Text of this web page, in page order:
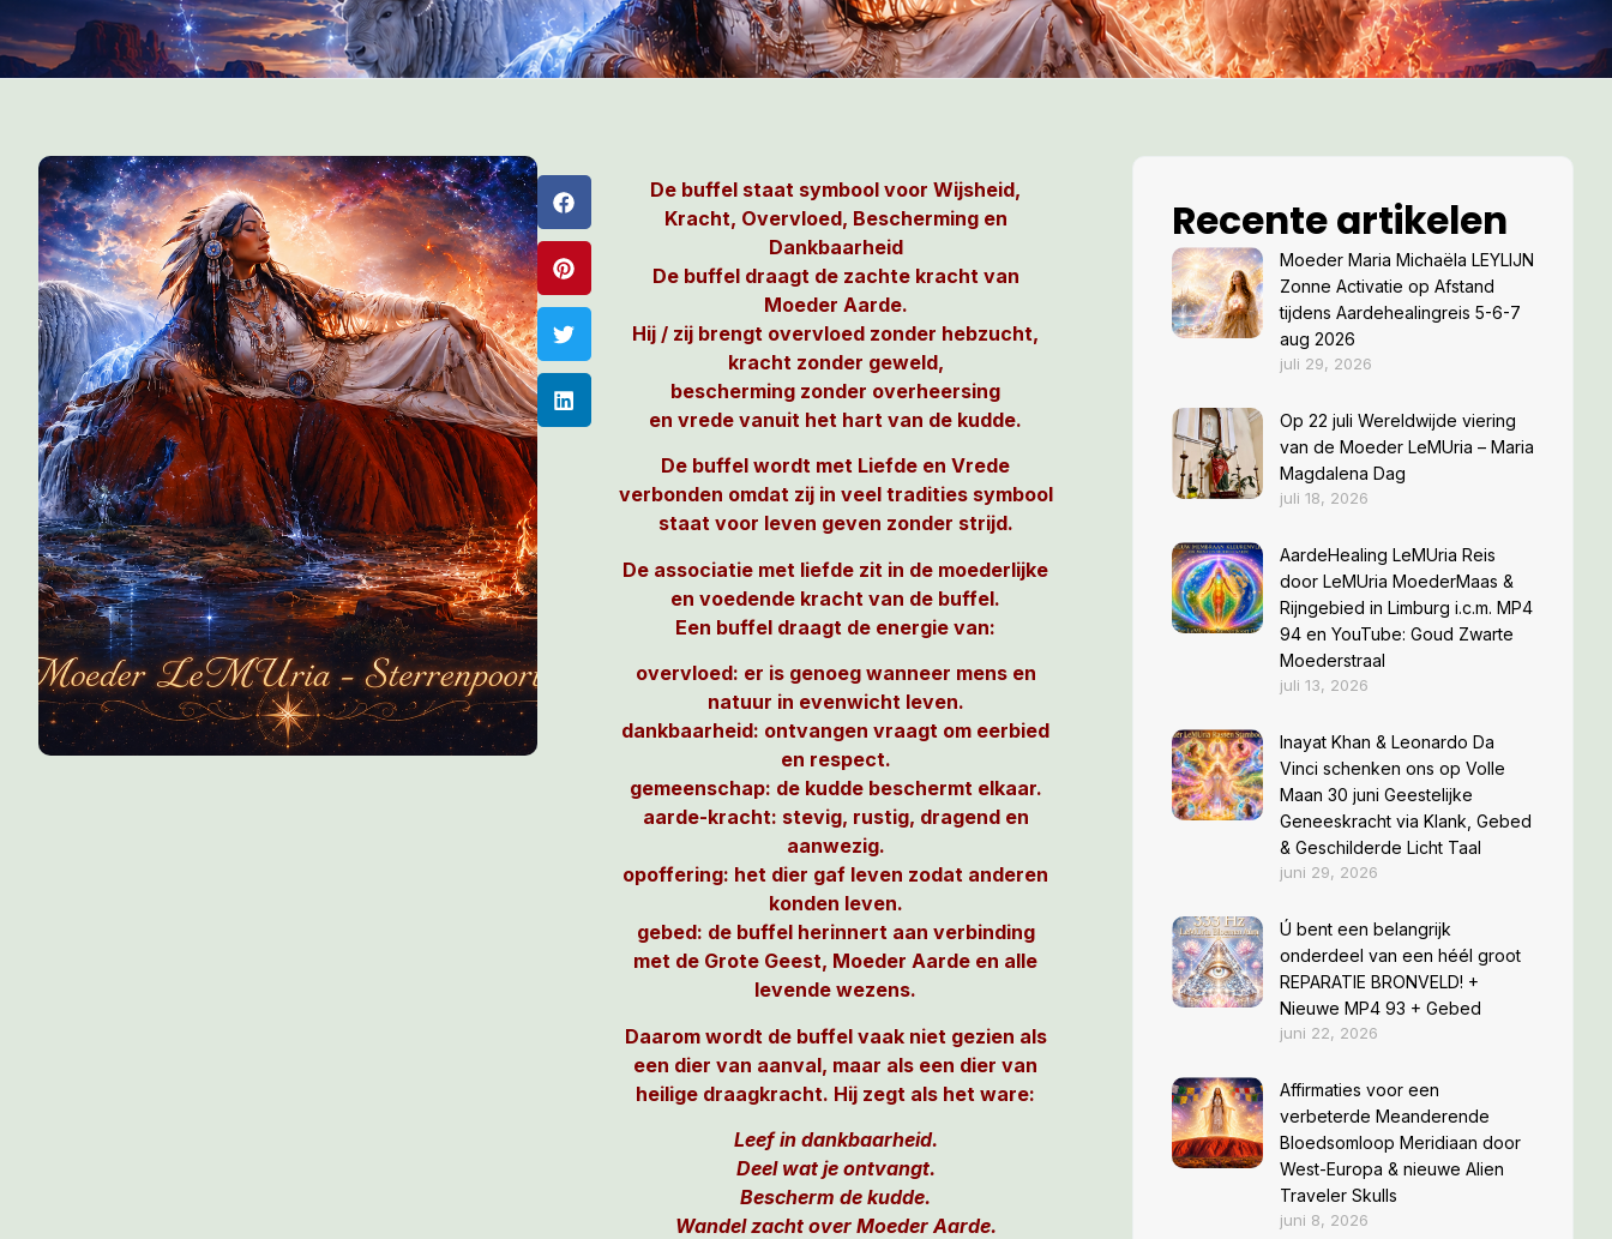
De buffel staat symbool voor Wijsheid,
Kracht, Overvloed, Bescherming en
Dankbaarheid
De buffel draagt de zachte kracht van
Moeder Aarde.
Hij / zij brengt overvloed zonder hebzucht,
kracht zonder geweld,
bescherming zonder overheersing
en vrede vanuit het hart van de kudde.
De buffel wordt met Liefde en Vrede
verbonden omdat zij in veel tradities symbool
staat voor leven geven zonder strijd.
De associatie met liefde zit in de moederlijke
en voedende kracht van de buffel.
Een buffel draagt de energie van:
overvloed: er is genoeg wanneer mens en
natuur in evenwicht leven.
dankbaarheid: ontvangen vraagt om eerbied
en respect.
gemeenschap: de kudde beschermt elkaar.
aarde-kracht: stevig, rustig, dragend en
aanwezig.
opoffering: het dier gaf leven zodat anderen
konden leven.
gebed: de buffel herinnert aan verbinding
met de Grote Geest, Moeder Aarde en alle
levende wezens.
Daarom wordt de buffel vaak niet gezien als
een dier van aanval, maar als een dier van
heilige draagkracht. Hij zegt als het ware:
Leef in dankbaarheid.
Deel wat je ontvangt.
Bescherm de kudde.
Wandel zacht over Moeder Aarde.
Recente artikelen
Moeder Maria Michaëla LEYLIJN
Zonne Activatie op Afstand
tijdens Aardehealingreis 5-6-7
aug 2026
juli 29, 2026
Op 22 juli Wereldwijde viering
van de Moeder LeMUria – Maria
Magdalena Dag
juli 18, 2026
AardeHealing LeMUria Reis
door LeMUria MoederMaas &
Rijngebied in Limburg i.c.m. MP4
94 en YouTube: Goud Zwarte
Moederstraal
juli 13, 2026
Inayat Khan & Leonardo Da
Vinci schenken ons op Volle
Maan 30 juni Geestelijke
Geneeskracht via Klank, Gebed
& Geschilderde Licht Taal
juni 29, 2026
Ú bent een belangrijk
onderdeel van een héél groot
REPARATIE BRONVELD! +
Nieuwe MP4 93 + Gebed
juni 22, 2026
Affirmaties voor een
verbeterde Meanderende
Bloedsomloop Meridiaan door
West-Europa & nieuwe Alien
Traveler Skulls
juni 8, 2026